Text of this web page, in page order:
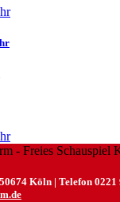
Köln | Telefon 0221